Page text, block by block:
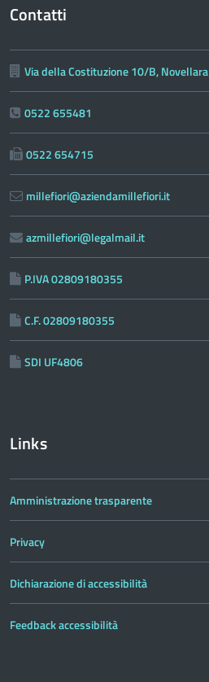
Contatti
Via della Costituzione 10/B, Novellara
0522 655481
0522 654715
millefiori@aziendamillefiori.it
azmillefiori@legalmail.it
P.IVA 02809180355
C.F. 02809180355
SDI UF4806
Links
Amministrazione trasparente
Privacy
Dichiarazione di accessibilità
Feedback accessibilità